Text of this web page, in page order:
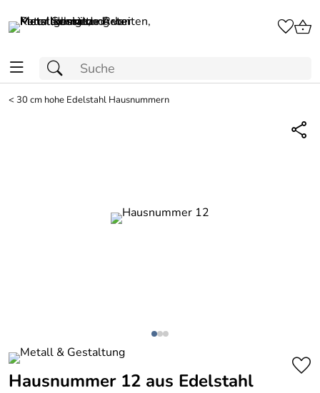
<30 cm hohe Edelstahl Hausnummern
Hausnummer 12 aus Edelstahl